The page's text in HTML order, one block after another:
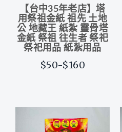
【台中35年老店】塔
用祭祖金紙 祖先 土地
公 地藏王 紙紮 靈骨塔
金紙 祭祖 往生者 祭祀
祭祀用品 紙紮用品
$50-$160